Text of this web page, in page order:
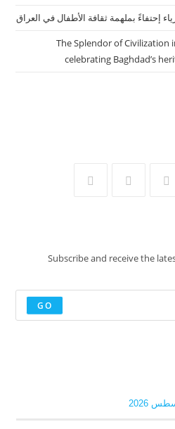
إحتفاءً بملهمة ثقافة الأطفال في العراق
“The Splendor of
celebrating Baghdad’s
Subscribe and receive the
GO
2026